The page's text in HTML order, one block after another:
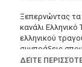
Ξεπερνώντας τα
κανάλι Ελληνικό
ελληνικού
συμπράξεις
στιχουργών που
ΔΕΊΤΕ